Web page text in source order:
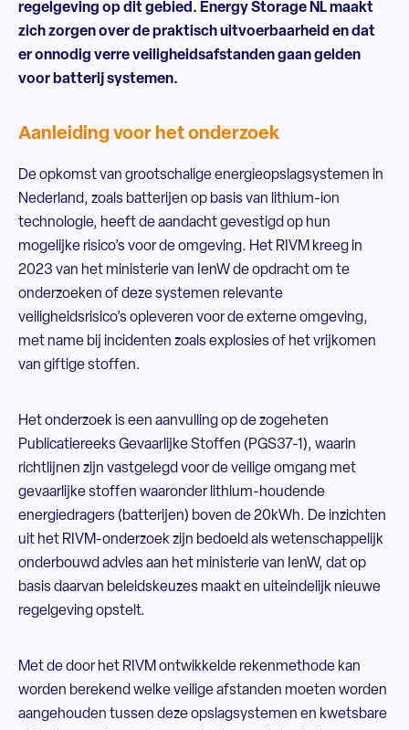
regelgeving op dit gebied . Energy Storage NL maakt
zich zorgen over de praktisch uitvoerbaarheid en dat
er onnodig verre veiligheidsafstanden gaan gelden
voor batterij systemen.
Aanleiding voor het onderzoek
De opkomst van grootschalige energieopslagsystemen in
Nederland, zoals batterijen op basis van lithium-ion
technologie, heeft de aandacht gevestigd op hun
mogelijke risico’s voor de omgeving. Het RIVM kreeg in
2023 van het ministerie van IenW de opdracht om te
onderzoeken of deze systemen relevante
veiligheidsrisico’s opleveren voor de externe omgeving,
met name bij incidenten zoals explosies of het vrijkomen
van giftige stoffen.
Het onderzoek is een aanvulling op de zogeheten
Publicatiereeks Gevaarlijke Stoffen (PGS37-1), waarin
richtlijnen zijn vastgelegd voor de veilige omgang met
gevaarlijke stoffen waaronder lithium-houdende
energiedragers (batterijen) boven de 20kWh. De inzichten
uit het RIVM-onderzoek zijn bedoeld als wetenschappelijk
onderbouwd advies aan het ministerie van IenW, dat op
basis daarvan beleidskeuzes maakt en uiteindelijk nieuwe
regelgeving opstelt.
Met de door het RIVM ontwikkelde rekenmethode kan
worden berekend welke veilige afstanden moeten worden
aangehouden tussen deze opslagsystemen en kwetsbare